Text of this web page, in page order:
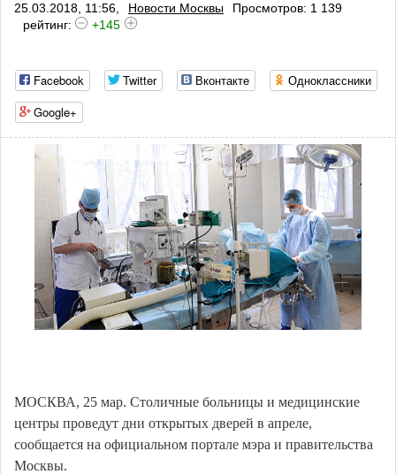
25.03.2018, 11:56, Новости Москвы
Просмотров: 1 139
рейтинг:
+145
Facebook Twitter Вконтакте
Одноклассники
Google+
МОСКВА, 25 мар. Столичные больницы и медицинские
центры проведут дни открытых дверей в апреле,
сообщается на официальном портале мэра и правительства
Москвы.